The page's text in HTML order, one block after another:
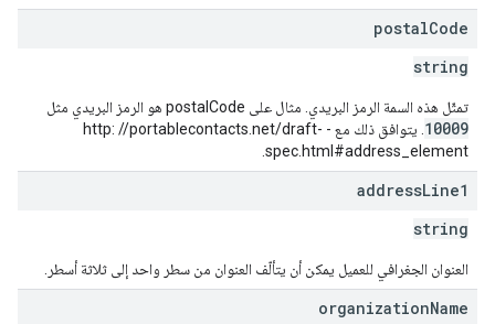
postalCode
string
تمثّل هذه السمة الرمز البريدي. مثال على postalCode هو الرمز البريدي مثل
10009
. يتوافق ذلك مع - http: //portablecontacts.net/draft-
spec.html#address_element.
addressLine1
string
العنوان الجغرافي للعميل يمكن أن يتألّف العنوان من سطر واحد إلى ثلاثة أسطر.
organizationName